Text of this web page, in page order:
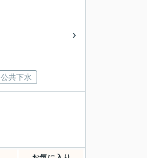
公共下水